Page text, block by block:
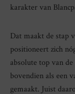
karakter van
Dat maakt de stap
positioneert zich
absolute top van
bovendien als een
gemaakt. Juist